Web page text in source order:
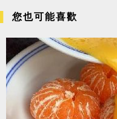
您也可能喜歡